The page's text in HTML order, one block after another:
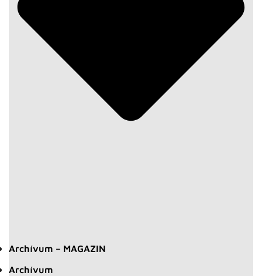
Archívum – MAGAZIN
Archívum